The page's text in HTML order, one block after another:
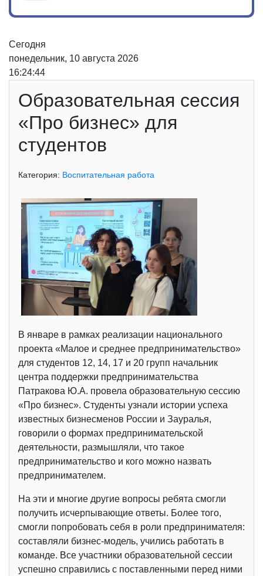
Сегодня
понедельник, 10 августа 2026
16:24:44
Образовательная сессия
«Про бизнес» для
студентов
Категория: Воспитательная работа
В январе в рамках реализации национального
проекта «Малое и среднее предпринимательство»
для студентов 12, 14, 17 и 20 групп начальник
центра поддержки предпринимательства
Патракова Ю.А. провела образовательную сессию
«Про бизнес». Студенты узнали истории успеха
известных бизнесменов России и Зауралья,
говорили о формах предпринимательской
деятельности, размышляли, что такое
предпринимательство и кого можно назвать
предпринимателем.
На эти и многие другие вопросы ребята смогли
получить исчерпывающие ответы. Более того,
смогли попробовать себя в роли предпринимателя:
составляли бизнес-модель, учились работать в
команде. Все участники образовательной сессии
успешно справились с поставленными перед ними